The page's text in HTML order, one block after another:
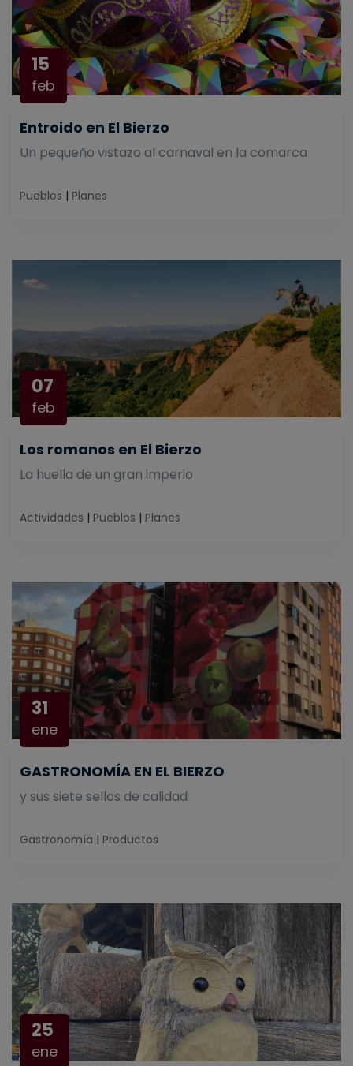
15
feb
Entroido en El Bierzo
Un pequeño vistazo al carnaval en la comarca
Pueblos | Planes
07
feb
Los romanos en El Bierzo
La huella de un gran imperio
Actividades | Pueblos | Planes
31
ene
GASTRONOMÍA EN EL BIERZO
y sus siete sellos de calidad
Gastronomía | Productos
25
ene